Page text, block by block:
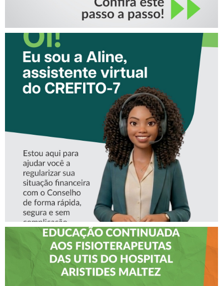
CONHEÇA A ‘ALINE’,
ASSISTENTE VIRTUAL DO
CREFITO-7
CREFITO-7 LEVA EDUCAÇÃO